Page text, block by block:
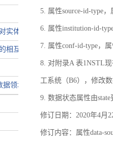
实体对象命名
相互关系，定义实体对象之间的
据领域模型的验证
5. 属性source-id-type
6. 属性institution-id-
7. 属性conf-id-type，
8. 对附录A 表1NSTL
工系统（B6），修改
9. 数据状态属性由state
修订日期：2020年4月
修订内容：属性data-